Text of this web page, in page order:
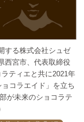
する株式会社シュゼ
西宮市、代表取締役
ティエと共に2021年
コラエイド」を立ち
が未来のショコラテ